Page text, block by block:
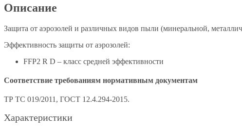
Описание
Защита от аэрозолей и различных видов пыли (минеральной,
Эффективность защиты от аэрозолей:
FFP2 R D – класс средней эффективности
Соответствие требованиям нормативным документам
ТР ТС 019/2011, ГОСТ 12.4.294-2015.
Характеристики